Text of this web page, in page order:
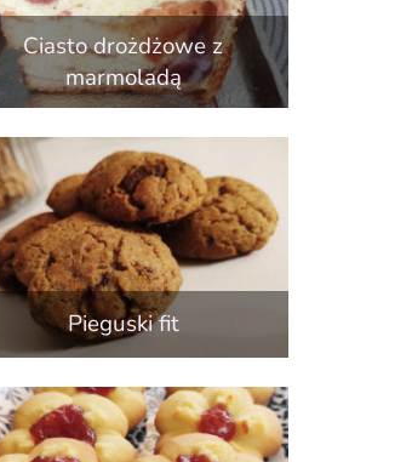
Ciasto drożdżowe z
marmoladą
Pieguski fit